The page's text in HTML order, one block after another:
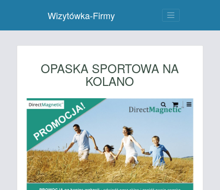
Wizytówka-Firmy
OPASKA SPORTOWA NA
KOLANO